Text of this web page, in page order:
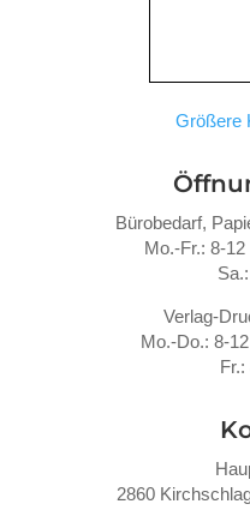
Größere
Bürobedarf,
Mo.-Fr.: 8-
Verlag-
Mo.-Do.: 8-
2860